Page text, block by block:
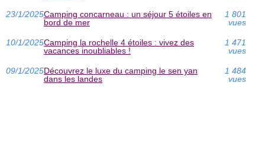
23/1/2025Camping concarneau : un séjour 5 étoiles en
bord de mer
1 801
vues
10/1/2025Camping la rochelle 4 étoiles : vivez des
vacances inoubliables !
1 471
vues
09/1/2025Découvrez le luxe du camping le sen yan
dans les landes
1 484
vues